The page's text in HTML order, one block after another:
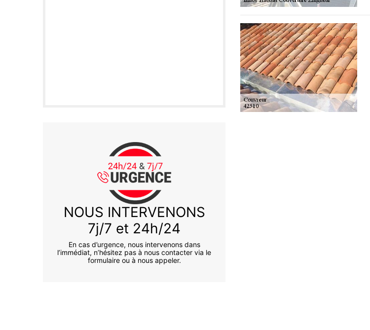
NOUS INTERVENONS
7j/7 et 24h/24
En cas d’urgence, nous intervenons dans
l’immédiat, n’hésitez pas à nous contacter via le
formulaire ou à nous appeler.